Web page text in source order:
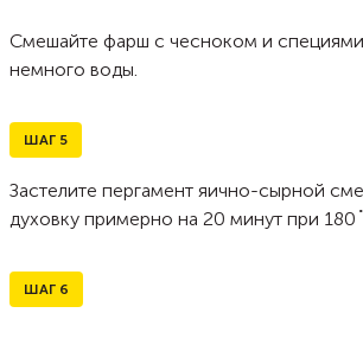
Смешайте фарш с чесноком и
немного воды.
ШАГ 5
Застелите пергамент яично-сырной
духовку примерно на 20 минут при
ШАГ 6